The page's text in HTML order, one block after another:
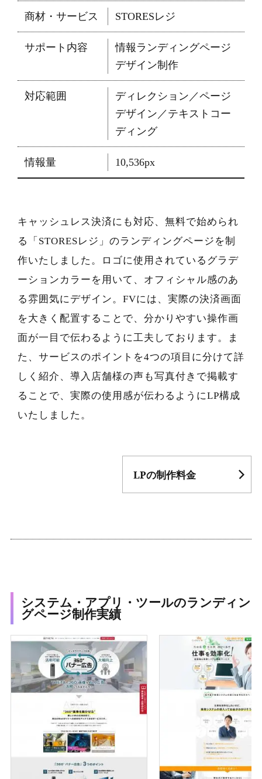
商材・サービス STORESレジ
サポート内容
情報ランディングページ
デザイン制作
対応範囲
ディレクション／ページ
デザイン／テキストコー
ディング
情報量 10,536px
キャッシュレス決済にも対応、無料で始められ
る「STORESレジ」のランディングページを制
作いたしました。ロゴに使用されているグラデ
ーションカラーを用いて、オフィシャル感のあ
る雰囲気にデザイン。FVには、実際の決済画面
を大きく配置することで、分かりやすい操作画
面が一目で伝わるように工夫しております。ま
た、サービスのポイントを4つの項目に分けて詳
しく紹介、導入店舗様の声も写真付きで掲載す
ることで、実際の使用感が伝わるようにLP構成
いたしました。
LPの制作料金
システム・アプリ・ツールのランディン
グページ制作実績